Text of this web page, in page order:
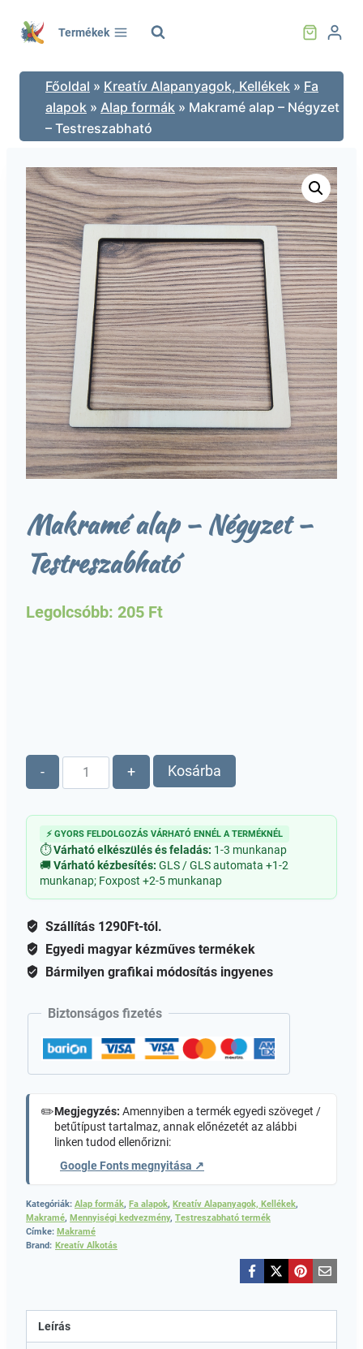
Termékek
Főoldal » Kreatív Alapanyagok, Kellékek » Fa
alapok » Alap formák » Makramé alap – Négyzet
– Testreszabható
Makramé alap – Négyzet –
Testreszabható
Legolcsóbb: 205 Ft
-
Makramé
alap
-
Testreszabható
mennyiség
+ Kosárba
⚡ GYORS FELDOLGOZÁS VÁRHATÓ ENNÉL A TERMÉKNÉL
⏱Várható elkészülés és feladás: 1-3 munkanap
🚚Várható kézbesítés: GLS / GLS automata +1-2
munkanap; Foxpost +2-5 munkanap
Szállítás 1290Ft-tól.
Egyedi magyar kézműves termékek
Bármilyen grafikai módosítás ingyenes
Biztonságos fizetés
✏️Megjegyzés: Amennyiben a termék egyedi szöveget /
betűtípust tartalmaz, annak előnézetét az alábbi
linken tudod ellenőrizni:
Google Fonts megnyitása ↗
Kategóriák: Alap formák, Fa alapok, Kreatív Alapanyagok, Kellékek,
Makramé, Mennyiségi kedvezmény, Testreszabható termék
Címke: Makramé
Brand: Kreatív Alkotás
Leírás